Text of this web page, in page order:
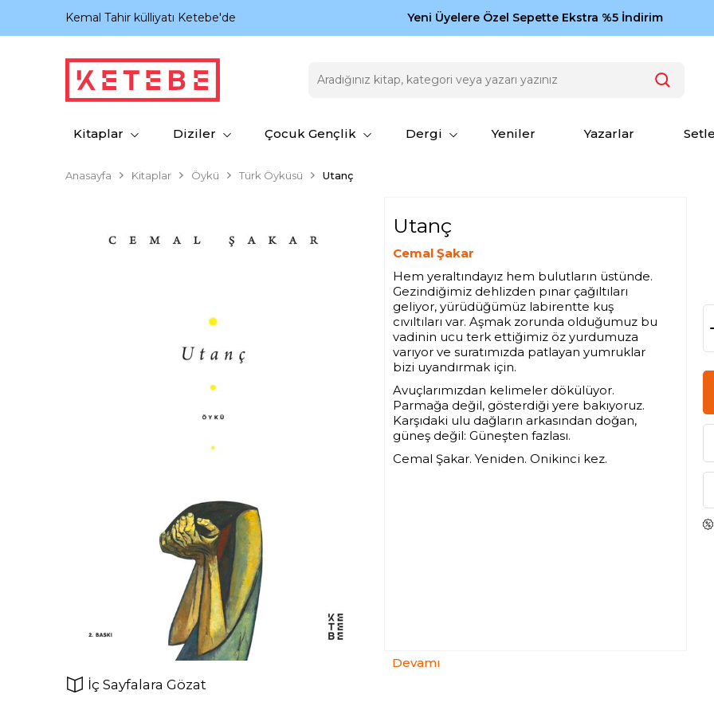
Kemal Tahir külliyatı Ketebe'de Zamansız eserler Ketebe'de: Cengiz Aytmatov
Yeni Üyelere Özel Sepette Ekstra %5 İndirim
Kitaplar Diziler Çocuk Gençlik Dergi Yeniler Yazarlar
Anasayfa Kitaplar Öykü Türk Öyküsü Utanç
İç Sayfalara Gözat
Utanç
Cemal Şakar
Hem yeraltındayız hem bulutların üstünde.
Gezindiğimiz dehlizden pınar çağıltıları
geliyor, yürüdüğümüz labirentte kuş
cıvıltıları var. Aşmak zorunda olduğumuz bu
vadinin ucu terk ettiğimiz öz yurdumuza
varıyor ve suratımızda patlayan yumruklar
bizi uyandırmak için.
Avuçlarımızdan kelimeler dökülüyor.
Parmağa değil, gösterdiği yere bakıyoruz.
Karşıdaki ulu dağların arkasından doğan,
güneş değil: Güneşten fazlası.
Cemal Şakar. Yeniden. Onikinci kez.
Devamı